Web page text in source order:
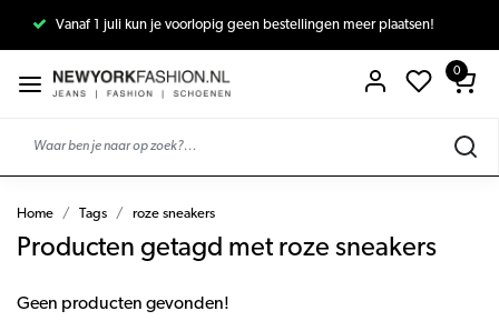
Vanaf 1 juli kun je voorlopig geen bestellingen meer plaatsen!
0
Home Tags roze sneakers
Producten getagd met roze sneakers
Geen producten gevonden!